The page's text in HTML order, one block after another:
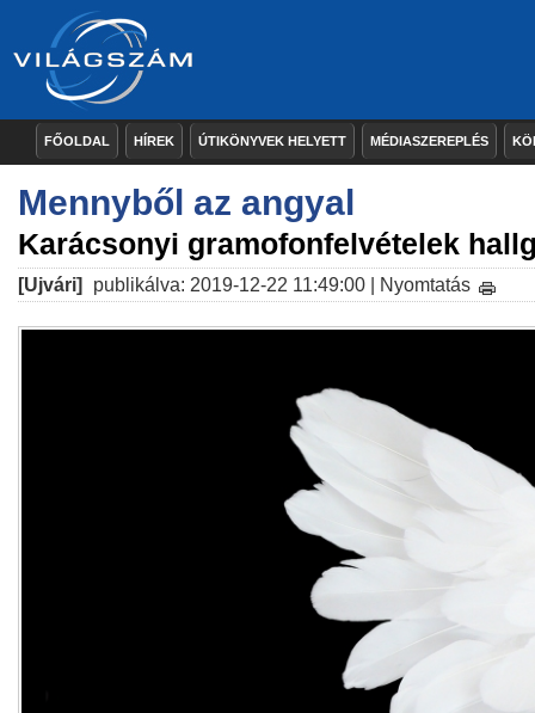
FŐOLDAL HÍREK ÚTIKÖNYVEK HELYETT MÉDIASZEREPLÉS
Mennyből az angyal
Karácsonyi gramofonfelvételek
[Ujvári] publikálva: 2019-12-22 11:49:00 | Nyomtatás